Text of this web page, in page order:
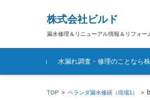
株式会社ビルド
漏水修理＆リニューアル情報＆リフォー
コンテンツに移動
水漏れ調査・修理のことなら
TOP > ベランダ漏水修繕（現場1） >